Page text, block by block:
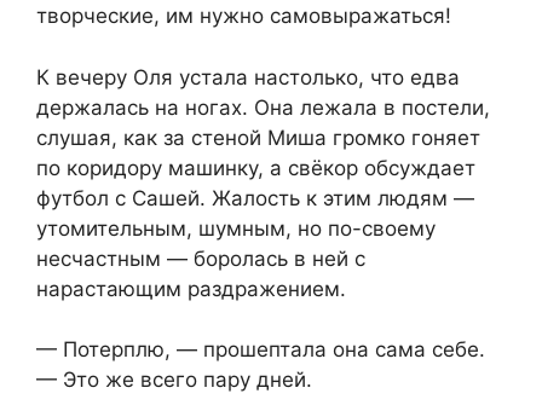
творческие, им нужно самовыражаться!
К вечеру Оля устала настолько, что едва
держалась на ногах. Она лежала в постели,
слушая, как за стеной Миша громко гоняет
по коридору машинку, а свёкор обсуждает
футбол с Сашей. Жалость к этим людям —
утомительным, шумным, но по-своему
несчастным — боролась в ней с
нарастающим раздражением.
— Потерплю, — прошептала она сама себе.
— Это же всего пару дней.